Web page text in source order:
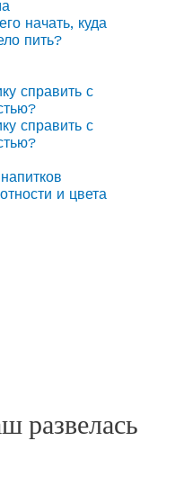
начать, куда
пить?
справить с
справить с
и цвета
развелась